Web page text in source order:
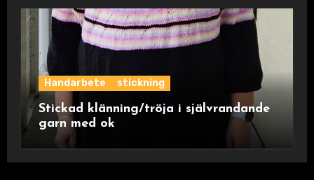
Handarbete stickning
Stickad klänning/tröja i självrandande
garn med ok